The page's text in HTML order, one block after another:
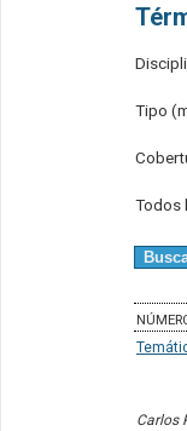
Tipo
Todos
Carlos